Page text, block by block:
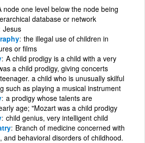
node one level below the node being
database or network
Jesus
the illegal use of children in
or films
A child prodigy is a child with a very
a child prodigy, giving concerts
a child who is unusually skilful
such as playing a musical instrument
a prodigy whose talents are
age; "Mozart was a child prodigy
child genius, very intelligent child
Branch of medicine concerned with
and behavioral disorders of childhood.